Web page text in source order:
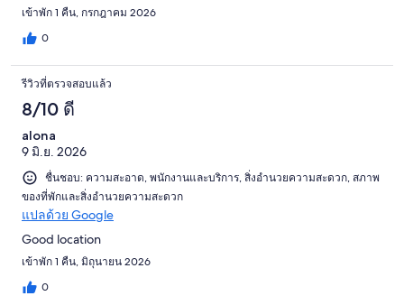
เข้าพัก 1 คืน, กรกฎาคม 2026
0
รีวิวที่ตรวจสอบแล้ว
8/10 ดี
alona
9 มิ.ย. 2026
ชื่นชอบ: ความสะอาด, พนักงานและบริการ, สิ่งอำนวยความสะดวก, สภาพ
ของที่พักและสิ่งอำนวยความสะดวก
แปลด้วย Google
Good location
เข้าพัก 1 คืน, มิถุนายน 2026
0